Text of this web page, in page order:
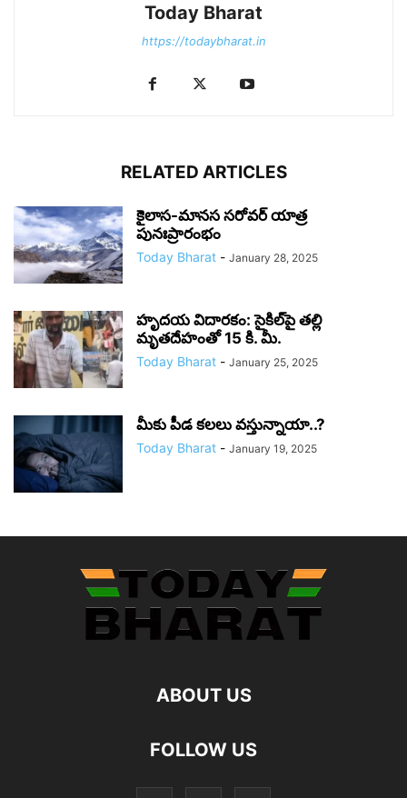
Today Bharat
https://todaybharat.in
RELATED ARTICLES
కైలాస-మానస సరోవర్ యాత్ర
పునఃప్రారంభం
Today Bharat - January 28, 2025
హృదయ విదారకం: సైకిల్‌పై తల్లి
మృతదేహంతో 15 కి. మీ.
Today Bharat - January 25, 2025
మీకు పీడ కలలు వస్తున్నాయా..?
Today Bharat - January 19, 2025
ABOUT US
FOLLOW US